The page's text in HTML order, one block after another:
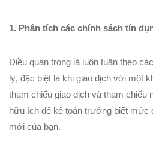
1. Phân tích các chính sách tín
Điều quan trọng là luôn tuân theo
lý, đặc biệt là khi giao dịch với một
tham chiếu giao dịch và tham chiếu
hữu ích để kế toán trưởng biết mức
mới của bạn.